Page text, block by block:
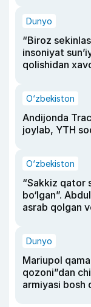
Dunyo
“Biroz
insoniyat
qolishidan
O‘zbekiston
Andijonda
joylab, YTH
O‘zbekiston
“Sakkiz qator
bo‘lgan”.
asrab qolgan
Dunyo
Mariupol
qozoni”dan
armiyasi bosh